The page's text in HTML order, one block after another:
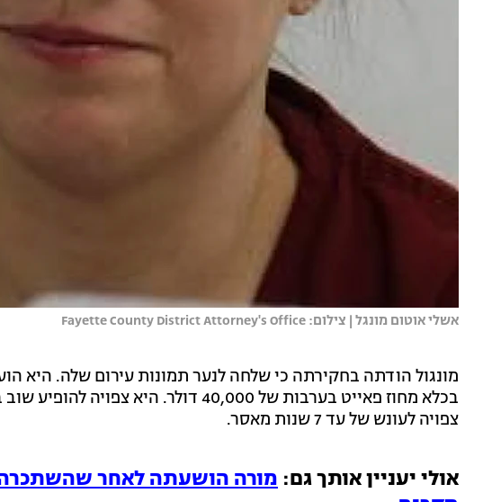
אשלי אוטום מונגל | צילום: Fayette County District Attorney's Office
מונגול הודתה בחקירתה כי שלחה לנער תמונות עירום שלה. היא
צפויה לעונש של עד 7 שנות מאסר.
אולי יעניין אותך גם: מורה הושעתה לאחר